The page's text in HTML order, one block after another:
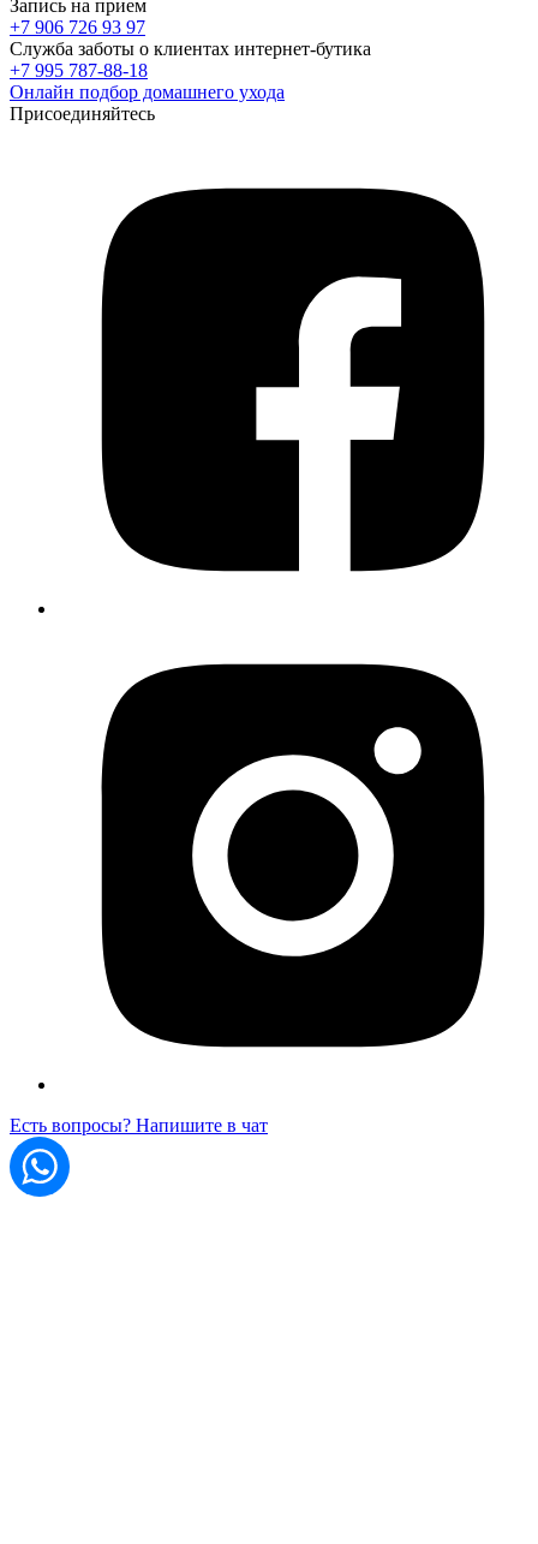
Запись на прием
+7 906 726 93 97
Служба заботы о клиентах интернет-бутика
+7 995 787-88-18
Онлайн подбор домашнего ухода
Присоединяйтесь
Есть вопросы? Напишите в чат